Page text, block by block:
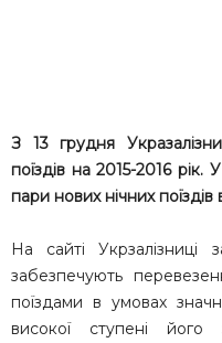
З 13 грудня
поїздів на 2015-2016
пари нових нічних поїздів
На сайті Укрзалізниці
забезпечують
поїздами в умовах
високої ступені його